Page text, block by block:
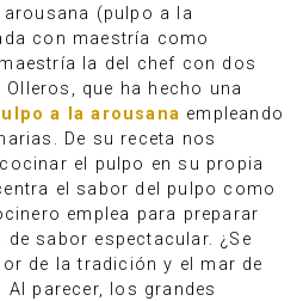
(pulpo a la
con maestría como
la del chef con dos
que ha hecho una
a la arousana empleando
De su receta nos
el pulpo en su propia
el sabor del pulpo como
emplea para preparar
sabor espectacular. ¿Se
de la tradición y el mar de
Al parecer, los grandes